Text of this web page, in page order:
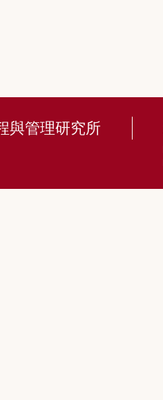
與管理研究所